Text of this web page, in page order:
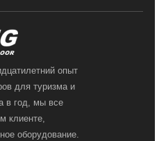
опыт
для туризма и
в год, мы все
клиенте,
оборудование.